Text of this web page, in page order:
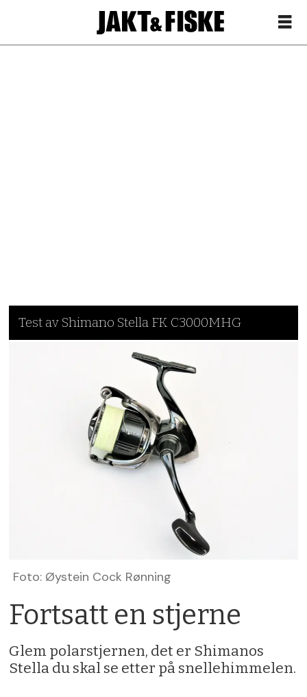
Test av Shimano Stella FK C3000MHG
Foto: Øystein Cock Rønning
Fortsatt en stjerne
Glem polarstjernen, det er Shimanos
Stella du skal se etter på snellehimmelen.